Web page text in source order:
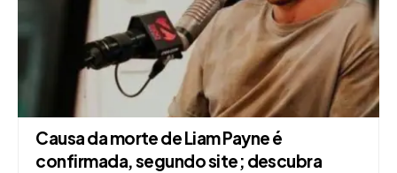
Causa da morte de Liam Payne é
confirmada, segundo site; descubra